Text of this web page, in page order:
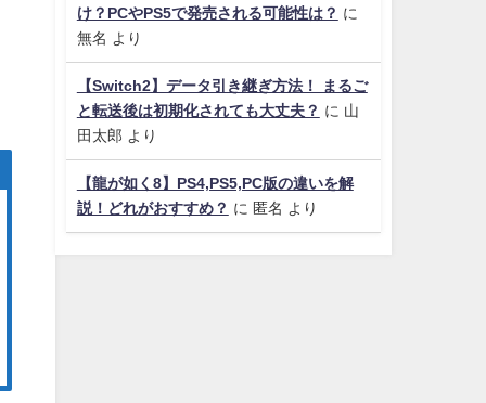
け？PCやPS5で発売される可能性は？ に
無名
より
【Switch2】データ引き継ぎ方法！ まるご
と転送後は初期化されても大丈夫？ に 山
田太郎 より
【龍が如く8】PS4,PS5,PC版の違いを解
説！どれがおすすめ？ に 匿名 より